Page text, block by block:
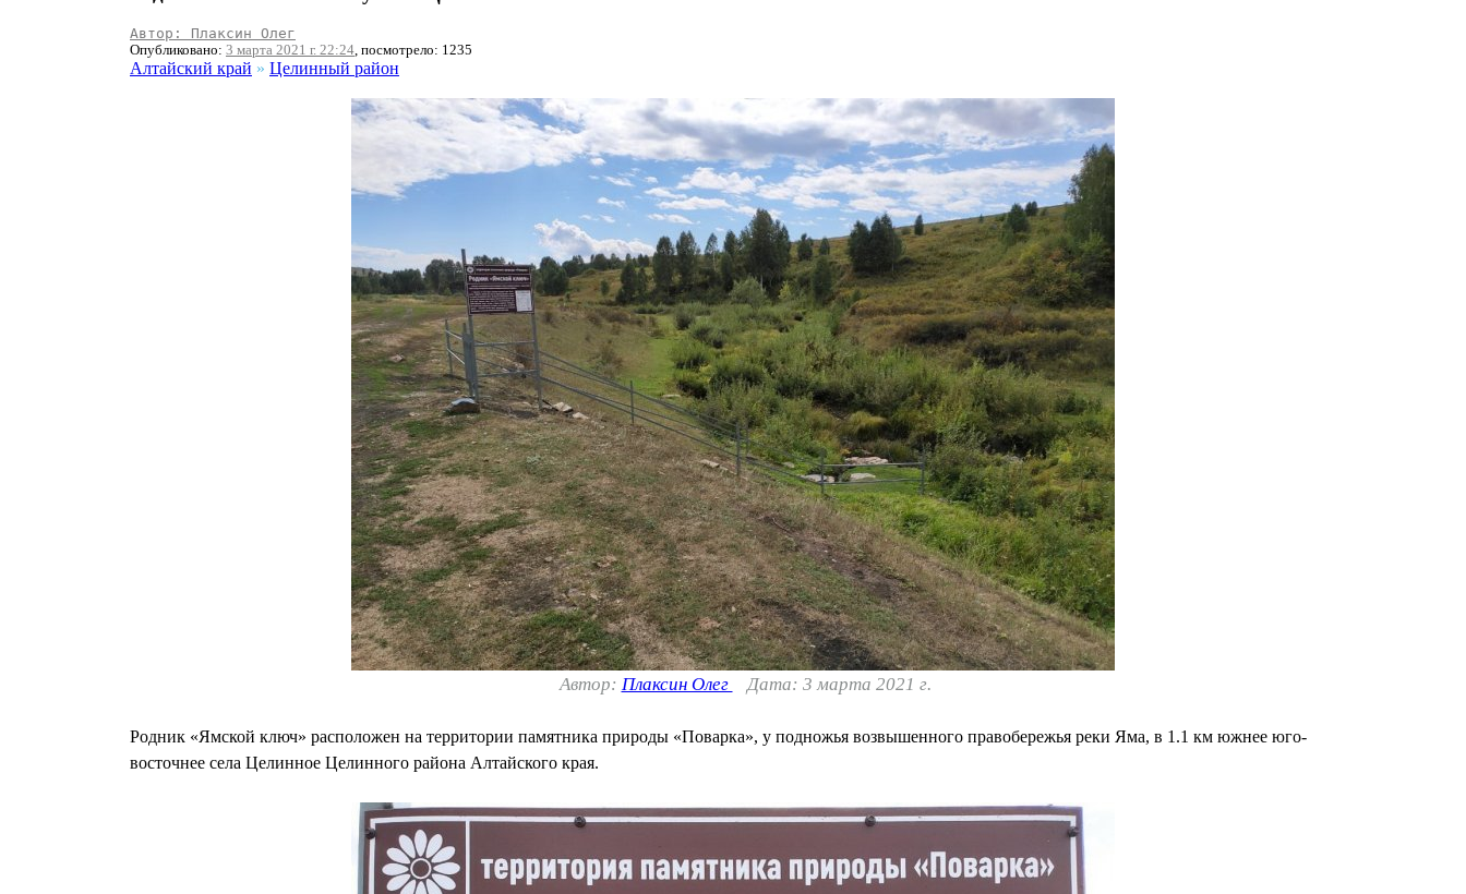
Автор: Плаксин Олег
Опубликовано: 3 марта 2021 г. 22:24, посмотрело: 1235
Алтайский край » Целинный район
Автор: Плаксин Олег Дата: 3 марта 2021 г.
Родник «Ямской ключ» расположен на территории памятника природы «Поварка», у подножья возвышенного правобережья реки Яма, в 1.1 км южнее юго-
восточнее села Целинное Целинного района Алтайского края.